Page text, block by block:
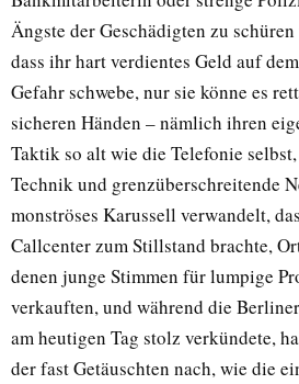
Ängste der Geschädigten zu
dass ihr hart verdientes Geld auf
Gefahr schwebe, nur sie könne es
sicheren Händen – nämlich ihren
Taktik so alt wie die Telefonie
Technik und grenzüberschreitende
monströses Karussell verwandelt,
Callcenter zum Stillstand brachte,
denen junge Stimmen für lumpige
verkauften, und während die
am heutigen Tag stolz verkündete,
der fast Getäuschten nach, wie die